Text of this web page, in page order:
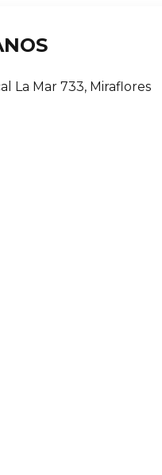
La Mar 733, Miraflores